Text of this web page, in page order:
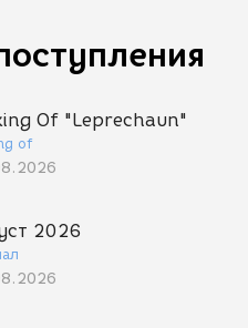
Of "Leprechaun"
of
2026